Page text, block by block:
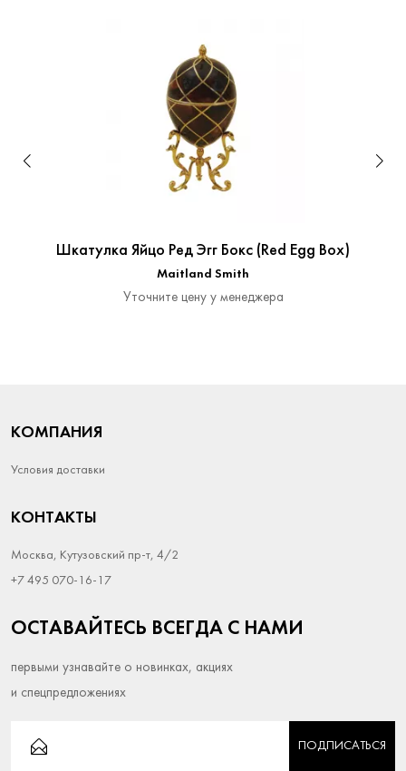
Шкатулка Яйцо Ред Эгг Бокс (Red Egg Box)
Maitland Smith
Уточните цену у менеджера
КОМПАНИЯ
Условия доставки
КОНТАКТЫ
Москва, Кутузовский пр-т, 4/2
+7 495 070-16-17
ОСТАВАЙТЕСЬ ВСЕГДА С НАМИ
первыми узнавайте о новинках, акциях
и спецпредложениях
ПОДПИСАТЬСЯ